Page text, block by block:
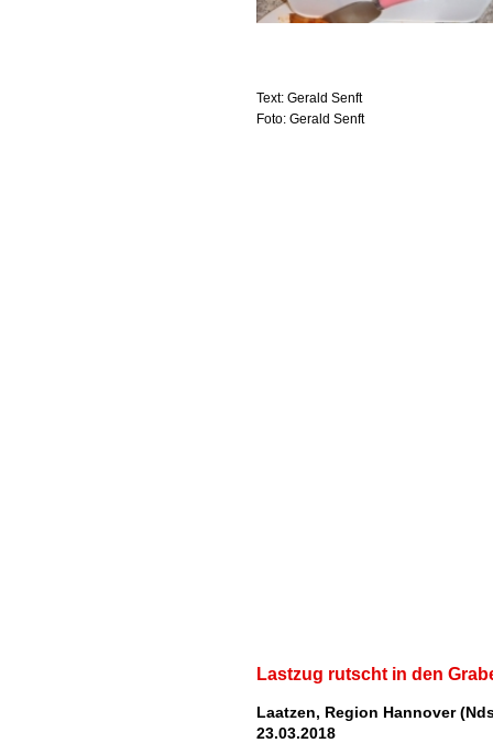
Text: Gerald Senft
Foto: Gerald Senft
Lastzug rutscht in den
Laatzen, Region Hannover
23.03.2018